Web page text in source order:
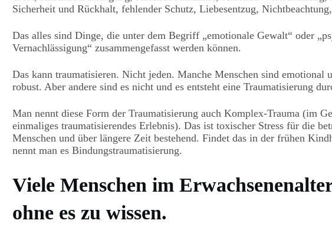
Sicherheit und Rückhalt, fehlender Schutz, Liebesentzug,
Das alles sind Dinge, die unter dem Begriff „emotionale Gewalt“ oder
Vernachlässigung“ zusammengefasst werden können.
Das kann traumatisieren. Nicht jeden. Manche Menschen sind emotional
robust. Aber andere sind es nicht und es entsteht eine Traumatisierung
Man nennt diese Form der Traumatisierung auch Komplex-Trauma (im
einmaliges traumatisierendes Erlebnis). Das ist toxischer Stress für die
Menschen und über längere Zeit bestehend. Findet das in der frühen
nennt man es Bindungstraumatisierung.
Viele Menschen im
ohne es zu wissen.